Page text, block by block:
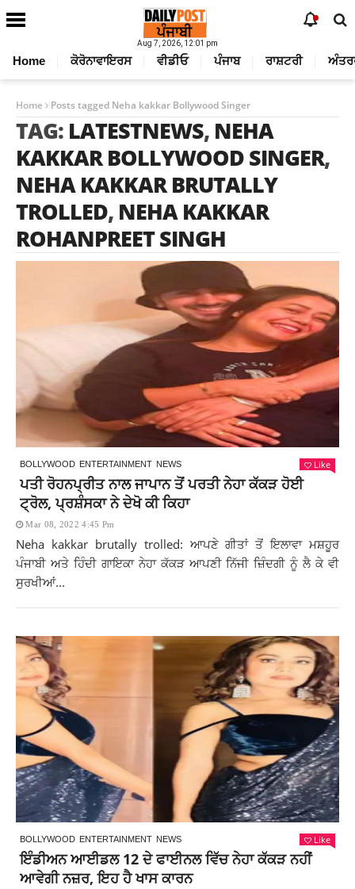
Aug 7, 2026, 12:01 pm
Home ਕੋਰੋਨਾਵਾਇਰਸ ਵੀਡੀਓ ਪੰਜਾਬ ਰਾਸ਼ਟਰੀ
Home Posts tagged Neha kakkar Bollywood Singer
TAG: LATESTNEWS, NEHA
KAKKAR BOLLYWOOD SINGER,
NEHA KAKKAR BRUTALLY
TROLLED, NEHA KAKKAR
ROHANPREET SINGH
BOLLYWOOD ENTERTAINMENT NEWS Like
ਪਤੀ ਰੋਹਨਪ੍ਰੀਤ ਨਾਲ ਜਾਪਾਨ ਤੋਂ ਪਰਤੀ ਨੇਹਾ ਕੱਕੜ ਹੋਈ
ਟ੍ਰੋਲ, ਪ੍ਰਸ਼ੰਸਕਾ ਨੇ ਦੇਖੋ ਕੀ ਕਿਹਾ
Mar 08, 2022 4:45 Pm
Neha kakkar brutally trolled: ਆਪਣੇ ਗੀਤਾਂ ਤੋਂ ਇਲਾਵਾ ਮਸ਼ਹੂਰ
ਪੰਜਾਬੀ ਅਤੇ ਹਿੰਦੀ ਗਾਇਕਾ ਨੇਹਾ ਕੱਕੜ ਆਪਣੀ ਨਿੱਜੀ ਜ਼ਿੰਦਗੀ ਨੂੰ ਲੈ ਕੇ ਵੀ
ਸੁਰਖੀਆਂ...
BOLLYWOOD ENTERTAINMENT NEWS Like
ਇੰਡੀਅਨ ਆਈਡਲ 12 ਦੇ ਫਾਈਨਲ ਵਿੱਚ ਨੇਹਾ ਕੱਕੜ ਨਹੀਂ
ਆਵੇਗੀ ਨਜ਼ਰ, ਇਹ ਹੈ ਖਾਸ ਕਾਰਨ